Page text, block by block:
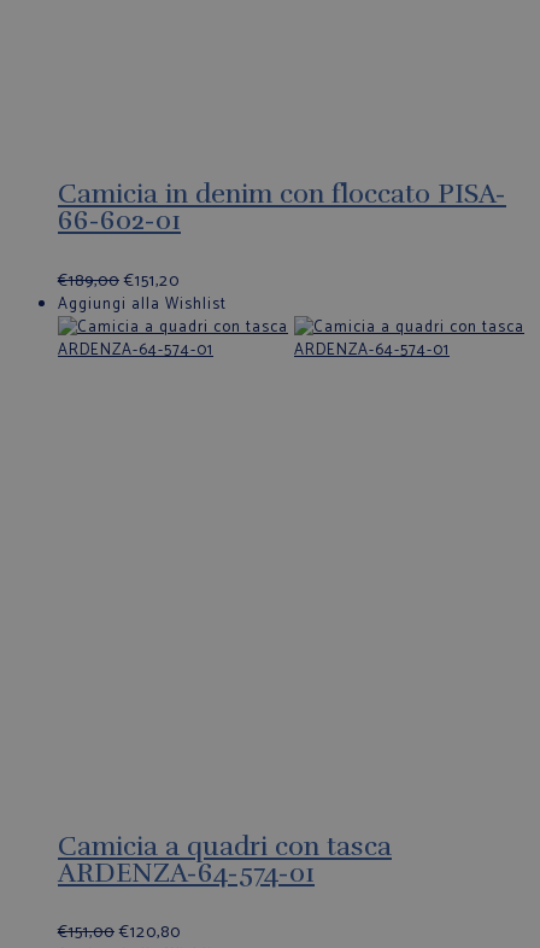
Camicia in denim con floccato PISA-
66-602-01
€189,00€151,20
Aggiungi alla Wishlist
Camicia a quadri con tasca
ARDENZA-64-574-01
€151,00€120,80